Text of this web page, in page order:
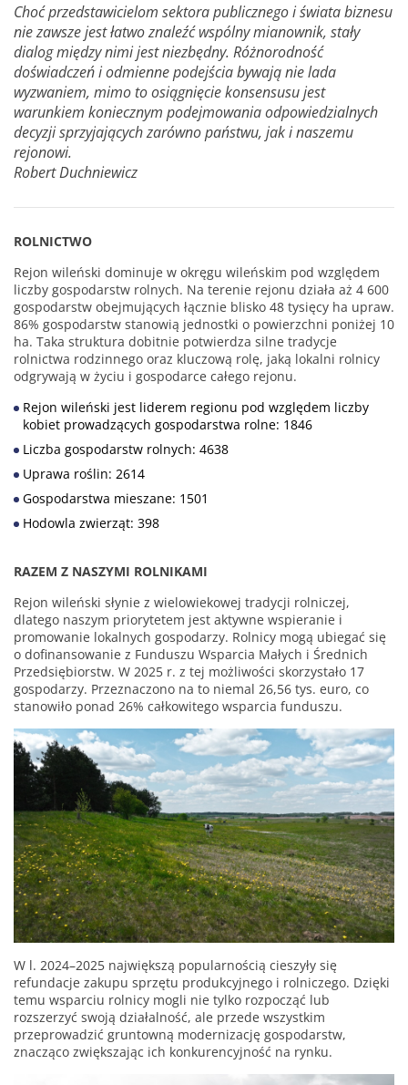
Choć przedstawicielom sektora publicznego i świata biznesu
nie zawsze jest łatwo znaleźć wspólny mianownik, stały
dialog między nimi jest niezbędny. Różnorodność
doświadczeń i odmienne podejścia bywają nie lada
wyzwaniem, mimo to osiągnięcie konsensusu jest
warunkiem koniecznym podejmowania odpowiedzialnych
decyzji sprzyjających zarówno państwu, jak i naszemu
rejonowi.
Robert Duchniewicz
ROLNICTWO
Rejon wileński dominuje w okręgu wileńskim pod względem
liczby gospodarstw rolnych. Na terenie rejonu działa aż 4 600
gospodarstw obejmujących łącznie blisko 48 tysięcy ha upraw.
86% gospodarstw stanowią jednostki o powierzchni poniżej 10
ha. Taka struktura dobitnie potwierdza silne tradycje
rolnictwa rodzinnego oraz kluczową rolę, jaką lokalni rolnicy
odgrywają w życiu i gospodarce całego rejonu.
Rejon wileński jest liderem regionu pod względem liczby
kobiet prowadzących gospodarstwa rolne: 1846
Liczba gospodarstw rolnych: 4638
Uprawa roślin: 2614
Gospodarstwa mieszane: 1501
Hodowla zwierząt: 398
RAZEM Z NASZYMI ROLNIKAMI
Rejon wileński słynie z wielowiekowej tradycji rolniczej,
dlatego naszym priorytetem jest aktywne wspieranie i
promowanie lokalnych gospodarzy. Rolnicy mogą ubiegać się
o dofinansowanie z Funduszu Wsparcia Małych i Średnich
Przedsiębiorstw. W 2025 r. z tej możliwości skorzystało 17
gospodarzy. Przeznaczono na to niemal 26,56 tys. euro, co
stanowiło ponad 26% całkowitego wsparcia funduszu.
W l. 2024–2025 największą popularnością cieszyły się
refundacje zakupu sprzętu produkcyjnego i rolniczego. Dzięki
temu wsparciu rolnicy mogli nie tylko rozpocząć lub
rozszerzyć swoją działalność, ale przede wszystkim
przeprowadzić gruntowną modernizację gospodarstw,
znacząco zwiększając ich konkurencyjność na rynku.